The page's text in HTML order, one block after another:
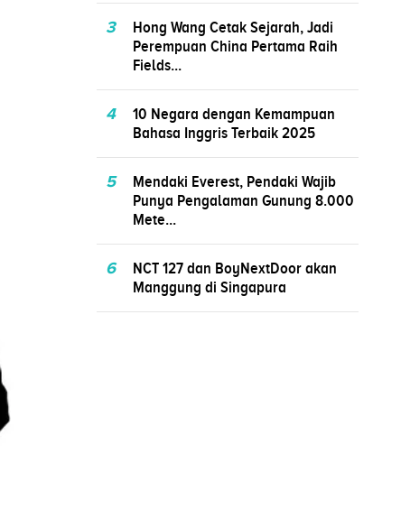
3
Hong Wang Cetak Sejarah, Jadi
Perempuan China Pertama Raih
Fields...
4
10 Negara dengan Kemampuan
Bahasa Inggris Terbaik 2025
5
Mendaki Everest, Pendaki Wajib
Punya Pengalaman Gunung 8.000
Mete...
6
NCT 127 dan BoyNextDoor akan
Manggung di Singapura